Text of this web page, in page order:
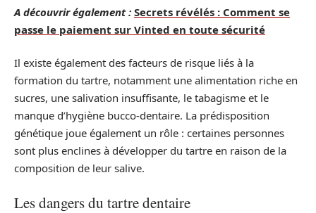
A découvrir également : Secrets révélés : Comment se
passe le paiement sur Vinted en toute sécurité
Il existe également des facteurs de risque liés à la
formation du tartre, notamment une alimentation riche en
sucres, une salivation insuffisante, le tabagisme et le
manque d’hygiène bucco-dentaire. La prédisposition
génétique joue également un rôle : certaines personnes
sont plus enclines à développer du tartre en raison de la
composition de leur salive.
Les dangers du tartre dentaire